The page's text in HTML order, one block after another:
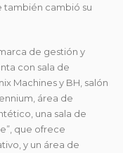
también cambió su
de gestión y
con sala de
Machines y BH, salón
área de
una sala de
que ofrece
y un área de